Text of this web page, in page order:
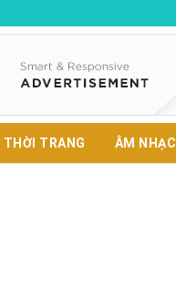
THỜI TRANG ÂM NHẠC